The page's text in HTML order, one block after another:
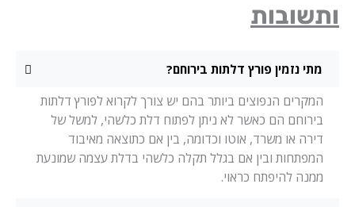
מתי נזמין פורץ דלתות בירוחם?
המקרים הנפוצים ביותר בהם יש צורך לקרוא לפורץ דלתות
בירוחם הם כאשר לא ניתן לפתוח דלת כלשהי, למשל של
דירה או משרד, אוטו וכדומה, בין אם כתוצאה מאיבוד
המפתחות ובין אם בגלל תקלה כלשהי בדלת עצמה שמונעת
ממנה להיפתח כראוי.